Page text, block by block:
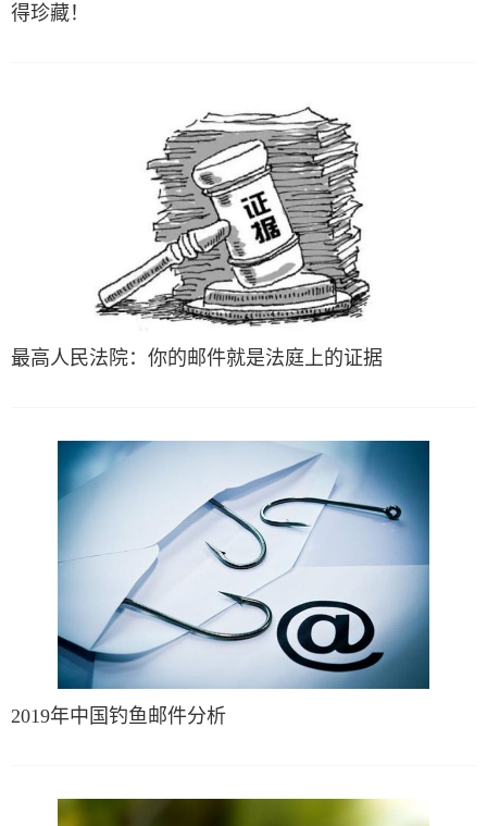
得珍藏！
最高人民法院：你的邮件就是法庭上的证据
2019年中国钓鱼邮件分析